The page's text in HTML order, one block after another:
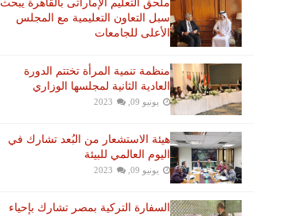
ملحق التعليم الإماراتى بالقاهرة يبحث
سبل التعاون التعليمية مع المجلس
الأعلى للجامعات
منظمة تنمية المرأة تختتم الدورة
العادية الثانية لمجلسها الوزاري
يونيو 09, 2023
هيئة الاستشعار من البُعد تشارك في
اليوم العالمي للبيئة
يونيو 09, 2023
السفارة التركية بمصر تشارك بإحياء